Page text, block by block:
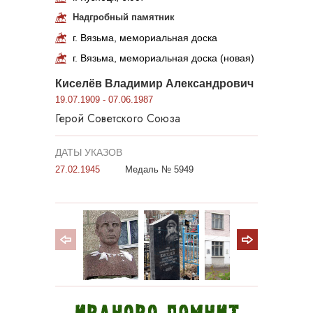
Надгробный памятник
г. Вязьма, мемориальная доска
г. Вязьма, мемориальная доска (новая)
Киселёв Владимир Александрович
19.07.1909 - 07.06.1987
Герой Советского Союза
ДАТЫ УКАЗОВ
27.02.1945 Медаль № 5949